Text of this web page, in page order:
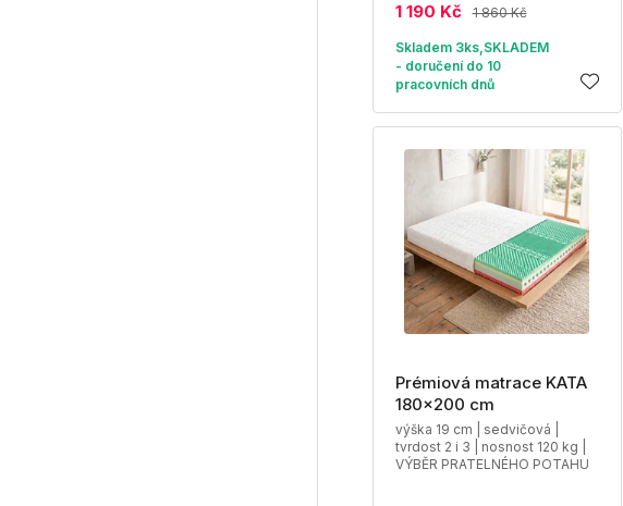
1 190 Kč 1 860 Kč
Skladem 3ks,SKLADEM
- doručení do 10
pracovních dnů
Prémiová matrace KATA
180x200 cm
výška 19 cm | sedvičová |
tvrdost 2 i 3 | nosnost 120 kg |
VÝBĚR PRATELNÉHO POTAHU